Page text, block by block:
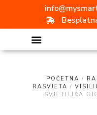
POČETNA /
RASVJETA /
SVJETILJKA